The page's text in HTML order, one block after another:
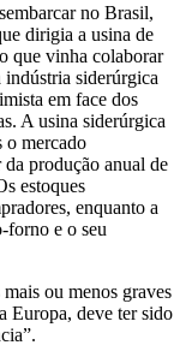
no Brasil,
dirigia a usina de
que vinha colaborar
indústria siderúrgica
em face dos
A usina siderúrgica
o mercado
da produção anual de
estoques
enquanto a
forno e o seu
ou menos graves
Europa, deve ter sido